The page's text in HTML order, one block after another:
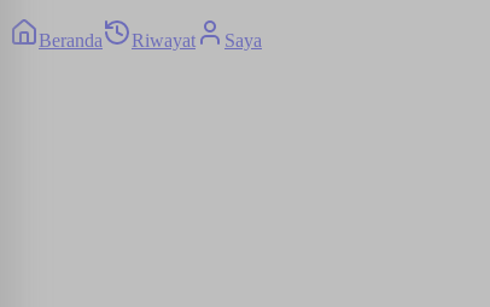
Beranda Riwayat Saya